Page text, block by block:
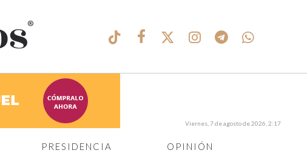
®
PRESIDENCIA OPINIÓN
Viernes, 7 de agosto de 2026, 2:17